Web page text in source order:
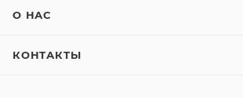
О НАС
КОНТАКТЫ